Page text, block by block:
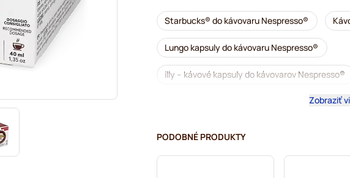
Starbucks® do kávovaru Nespresso®
Lungo kapsuly do kávovaru Nespresso®
illy – kávové kapsuly do kávovarov Nespresso®
Café Royal – kávové kapsuly do kávovarov
Odvápňovanie a údržba pre Nespresso®
Zobraziť
PODOBNÉ PRODUKTY